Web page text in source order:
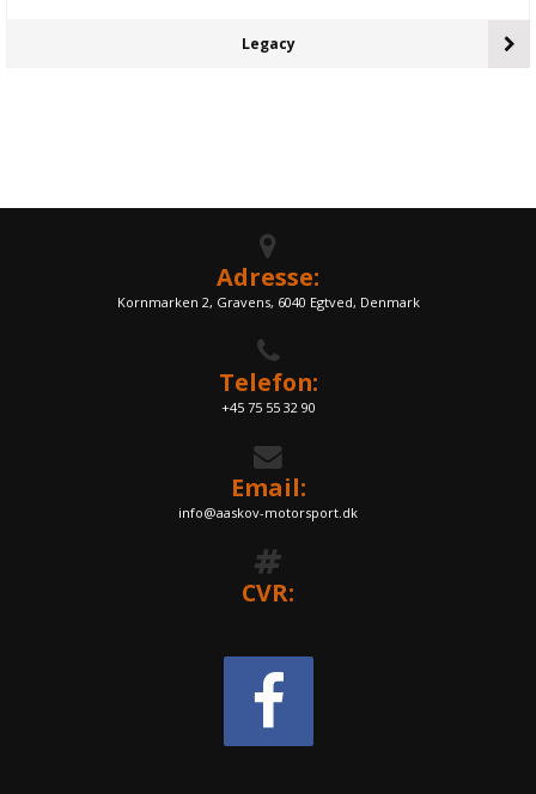
Legacy
Adresse:
Kornmarken 2, Gravens, 6040 Egtved, Denmark
Telefon:
+45 75 55 32 90
Email:
info@aaskov-motorsport.dk
CVR: